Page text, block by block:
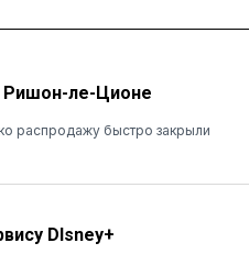
Ришон-ле-Ционе
распродажу быстро закрыли
DIsney+